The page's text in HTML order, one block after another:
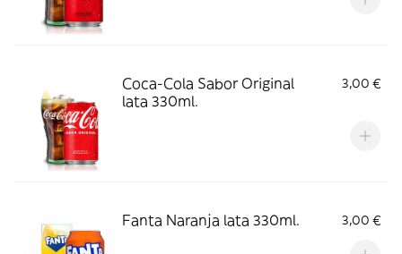
Coca-Cola Sabor Original
lata 330ml.
3,00 €
Fanta Naranja lata 330ml. 3,00 €